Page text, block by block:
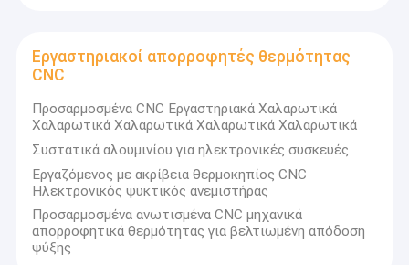
Εργαστηριακοί απορροφητές θερμότητας
CNC
Προσαρμοσμένα CNC Εργαστηριακά Χαλαρωτικά
Χαλαρωτικά Χαλαρωτικά Χαλαρωτικά Χαλαρωτικά
Συστατικά αλουμινίου για ηλεκτρονικές συσκευές
Εργαζόμενος με ακρίβεια θερμοκηπίος CNC
Ηλεκτρονικός ψυκτικός ανεμιστήρας
Προσαρμοσμένα ανωτισμένα CNC μηχανικά
απορροφητικά θερμότητας για βελτιωμένη απόδοση
ψύξης